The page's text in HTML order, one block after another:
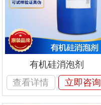
有机硅消泡剂
查看详情
立即咨询